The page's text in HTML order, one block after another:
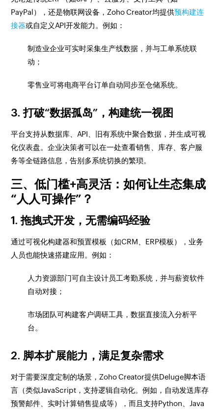
PayPal），还是物联网设备，Zoho Creator均提供预构建连
接器或自定义API开发能力。例如：
制造业企业可实时采集生产线数据，并与工单系统联
动；
零售业可将电商平台订单自动同步至仓储系统。
3. 打破“数据孤岛”，构建统一视图
平台支持从数据库、API、旧有系统中聚合数据，并生成可视
化仪表盘。企业决策者可以在一处查看销售、库存、客户服
务等全链路信息，告别多系统切换的繁琐。
三、低门槛+高灵活：如何让生态集成
“人人可操作”？
1. 拖拽式开发，无需编码经验
通过可视化构建器和预置模板（如CRM、ERP模板），业务
人员也能快速搭建应用。例如：
人力资源部门可自主设计员工考勤系统，并与薪资软件
自动对接；
市场团队可构建客户调研工具，数据直接流入分析平
台。
2. 脚本扩展能力，满足复杂需求
对于需要深度定制的场景，Zoho Creator提供Deluge脚本语
言（类似JavaScript，支持逻辑自动化。例如，自动发送库存
预警邮件、实时计算销售提成等），而且支持Python、Java